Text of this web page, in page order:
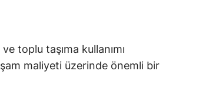
toplu taşıma kullanımı
maliyeti üzerinde önemli bir